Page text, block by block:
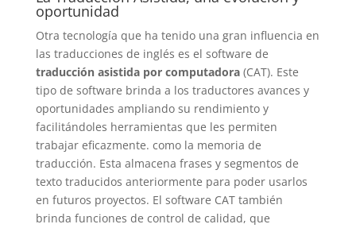
oportunidad
Otra tecnología que ha tenido una gran influencia en
las traducciones de inglés es el software de
traducción asistida por computadora(CAT). Este
tipo de software brinda a los traductores avances y
oportunidades ampliando su rendimiento y
facilitándoles herramientas que les permiten
trabajar eficazmente. como la memoria de
traducción. Esta almacena frases y segmentos de
texto traducidos anteriormente para poder usarlos
en futuros proyectos. El software CAT también
brinda funciones de control de calidad, que